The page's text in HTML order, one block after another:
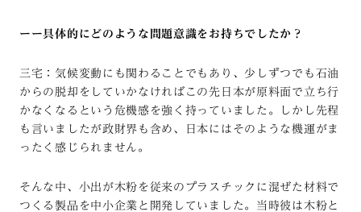
ーー具体的にどのような問題意識をお持ちでしたか？
三宅：気候変動にも関わることでもあり、少しずつでも石油
からの脱却をしていかなければこの先日本が原料面で立ち行
かなくなるという危機感を強く持っていました。しかし先程
も言いましたが政財界も含め、日本にはそのような機運がま
ったく感じられません。
そんな中、小出が木粉を従来のプラスチックに混ぜた材料で
つくる製品を中小企業と開発していました。当時彼は木粉と